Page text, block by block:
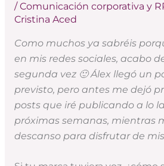
/Comunicación corporativa y
Cristina Aced
Como muchos ya sabréis
en mis redes sociales, acabo
segunda vez 🙂Álex llegó un
previsto, pero antes me dejó
posts que iré publicando a lo
próximas semanas, mientras
descanso para disfrutar de